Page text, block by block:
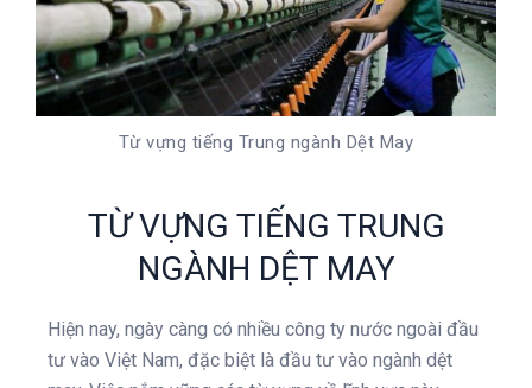
Từ vựng tiếng Trung ngành Dệt May
TỪ VỰNG TIẾNG TRUNG
NGÀNH DỆT MAY
Hiện nay, ngày càng có nhiều công ty nước ngoài đầu
tư vào Việt Nam, đặc biệt là đầu tư vào ngành dệt